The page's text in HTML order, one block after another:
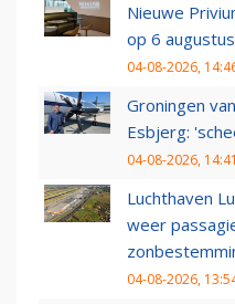
Nieuwe
op 6
04-08-2026,
Groningen
Esbjerg:
04-08-2026, 14:41
Luchthaven
weer
04-08-2026,